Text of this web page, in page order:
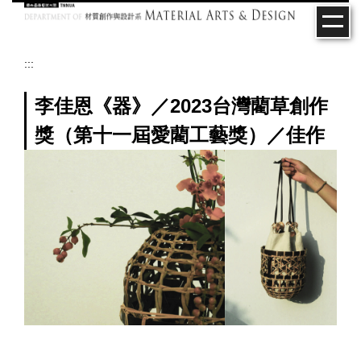
:::
李佳恩《器》／2023台灣藺草創作
獎（第十一屆愛藺工藝獎）／佳作